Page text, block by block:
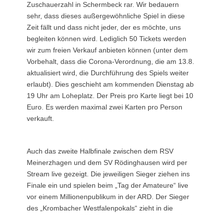
Zuschauerzahl in Schermbeck rar. Wir bedauern
sehr, dass dieses außergewöhnliche Spiel in diese
Zeit fällt und dass nicht jeder, der es möchte, uns
begleiten können wird. Lediglich 50 Tickets werden
wir zum freien Verkauf anbieten können (unter dem
Vorbehalt, dass die Corona-Verordnung, die am 13.8.
aktualisiert wird, die Durchführung des Spiels weiter
erlaubt). Dies geschieht am kommenden Dienstag ab
19 Uhr am Loheplatz. Der Preis pro Karte liegt bei 10
Euro. Es werden maximal zwei Karten pro Person
verkauft.
Auch das zweite Halbfinale zwischen dem RSV
Meinerzhagen und dem SV Rödinghausen wird per
Stream live gezeigt. Die jeweiligen Sieger ziehen ins
Finale ein und spielen beim „Tag der Amateure“ live
vor einem Millionenpublikum in der ARD. Der Sieger
des „Krombacher Westfalenpokals“ zieht in die